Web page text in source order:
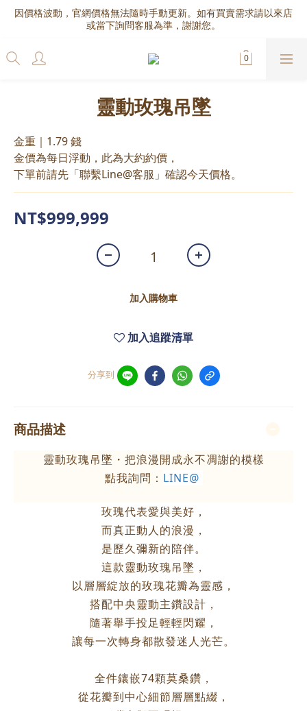
因價格波動，官網價格無法隨時手動更新。如有買賣需求請以來店
或當下詢問客服為準，謝謝您。
靈動玫瑰吊墜
金重｜1.79 錢
金價為每日浮動，此為大約約價，
下單前請先「聯繫Line@客服」確認今天價格。
NT$999,999
加入購物車
加入追蹤清單
分享到
商品描述
靈動玫瑰吊墜・把浪漫開成永不凋謝的模樣
點我詢問： LINE@
玫瑰代表愛與美好，
而真正動人的浪漫，
是歷久彌新的陪伴。
這款靈動玫瑰吊墜，
以層層綻放的玫瑰花瓣為靈感，
搭配中央靈動主鑽設計，
隨著舉手投足輕輕閃耀，
讓每一次轉身都散發迷人光芒。
全件鑲嵌74顆莫桑鑽，
從花瓣到中心細節層層點綴，